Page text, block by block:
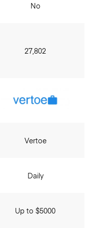
No
27,802
Vertoe
Daily
Up to $5000